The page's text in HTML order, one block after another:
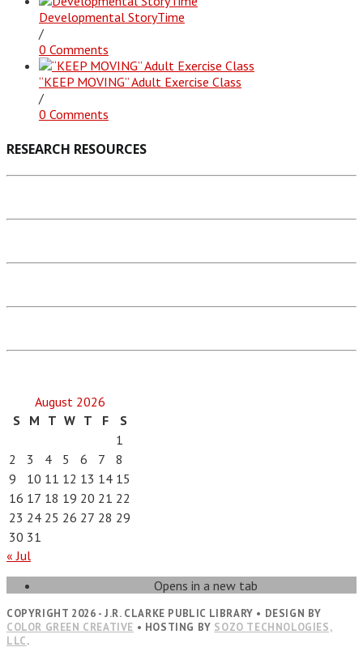
Developmental StoryTime
/
0 Comments
“KEEP MOVING” Adult Exercise Class
/
0 Comments
RESEARCH RESOURCES
August 2026
S
M T W T F
S
1
2
3 4 5 6 7
8
9
10 11 12 13 14 15
16 17 18 19 20 21 22
23 24 25 26 27 28 29
30 31
« Jul
Opens in a new tab
COPYRIGHT 2026 - J.R. CLARKE PUBLIC LIBRARY • DESIGN BY
COLOR GREEN CREATIVE • HOSTING BY SOZO TECHNOLOGIES,
LLC.